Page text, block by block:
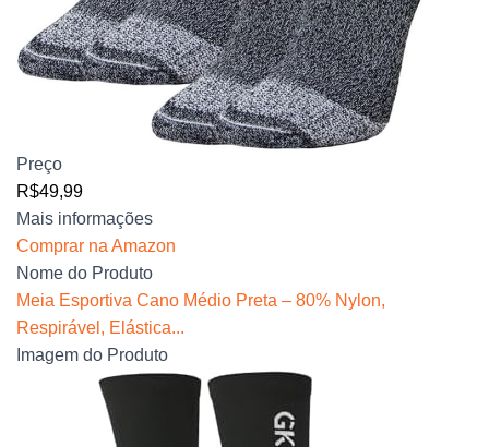
Preço
R$49,99
Mais informações
Comprar na Amazon
Nome do Produto
Meia Esportiva Cano Médio Preta – 80% Nylon,
Respirável, Elástica...
Imagem do Produto